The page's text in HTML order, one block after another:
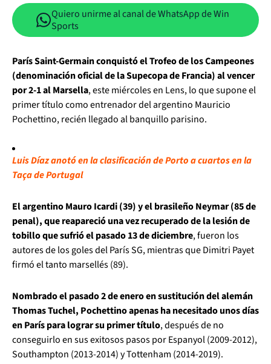
Quiero unirme al canal de WhatsApp de Win
Sports
París Saint-Germain conquistó el Trofeo de los Campeones
(denominación oficial de la Supecopa de Francia) al vencer
por 2-1 al Marsella, este miércoles en Lens, lo que supone el
primer título como entrenador del argentino Mauricio
Pochettino, recién llegado al banquillo parisino.
Luis Díaz anotó en la clasificación de Porto a cuartos en la
Taça de Portugal
El argentino Mauro Icardi (39) y el brasileño Neymar (85 de
penal), que reapareció una vez recuperado de la lesión de
tobillo que sufrió el pasado 13 de diciembre, fueron los
autores de los goles del París SG, mientras que Dimitri Payet
firmó el tanto marsellés (89).
Nombrado el pasado 2 de enero en sustitución del alemán
Thomas Tuchel, Pochettino apenas ha necesitado unos días
en París para lograr su primer título, después de no
conseguirlo en sus exitosos pasos por Espanyol (2009-2012),
Southampton (2013-2014) y Tottenham (2014-2019).